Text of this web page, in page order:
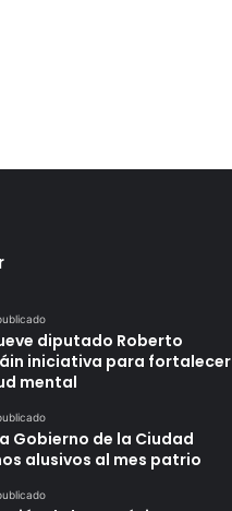
diputado Roberto
iniciativa para fortalecer
mental
Gobierno de la Ciudad
alusivos al mes patrio